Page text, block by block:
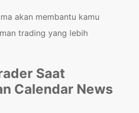
akan membantu kamu
trading yang lebih
Saat
Calendar News